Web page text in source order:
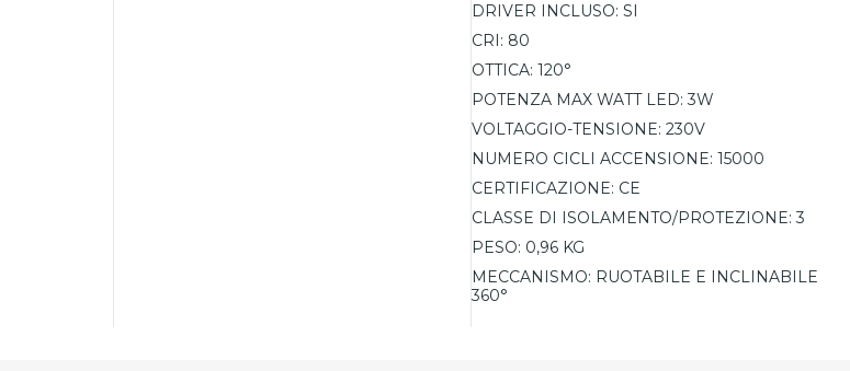
DRIVER INCLUSO: SI
CRI: 80
OTTICA: 120°
POTENZA MAX WATT LED: 3W
VOLTAGGIO-TENSIONE: 230V
NUMERO CICLI ACCENSIONE: 15000
CERTIFICAZIONE: CE
CLASSE DI ISOLAMENTO/PROTEZIONE: 3
PESO: 0,96 KG
MECCANISMO: RUOTABILE E INCLINABILE
360°